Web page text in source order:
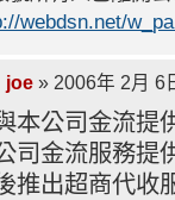
webdsn.net/
joe » 2006年 2月 6
本公司金流提
司金流服務提
推出超商代收